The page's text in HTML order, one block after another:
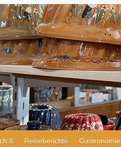
8 Reiseberichte Gastronomie